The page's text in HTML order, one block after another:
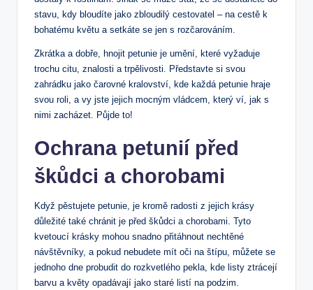
stavu, kdy bloudíte jako zbloudilý cestovatel – na cestě k
bohatému květu a setkáte se jen s rozčarováním.
Zkrátka a dobře, hnojit petunie je umění, které vyžaduje
trochu citu, znalosti a trpělivosti. Představte si svou
zahrádku jako čarovné kralovství, kde každá petunie hraje
svou roli, a vy jste jejich mocným vládcem, který ví, jak s
nimi zacházet. Půjde to!
Ochrana petunií před
škůdci a chorobami
Když pěstujete petunie, je kromě radosti z jejich krásy
důležité také chránit je před škůdci a chorobami. Tyto
kvetoucí krásky mohou snadno přitáhnout nechtěné
návštěvníky, a pokud nebudete mít oči na štípu, můžete se
jednoho dne probudit do rozkvetlého pekla, kde listy ztrácejí
barvu a květy opadávají jako staré listí na podzim.